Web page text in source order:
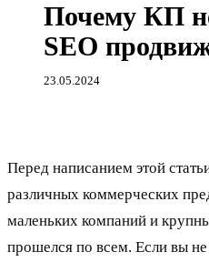
Почему КП
SEO
23.05.2024
Перед написанием этой
различных коммерческих
маленьких компаний и
прошелся по всем. Если вы не